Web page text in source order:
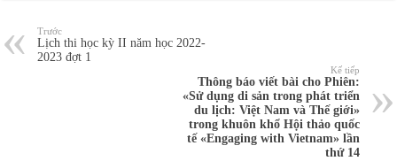
Trước
Lịch thi học kỳ II năm học 2022-
2023 đợt 1
Kế tiếp
Thông báo viết bài cho Phiên:
«Sử dụng di sản trong phát triển
du lịch: Việt Nam và Thế giới»
trong khuôn khổ Hội thảo quốc
tế «Engaging with Vietnam» lần
thứ 14